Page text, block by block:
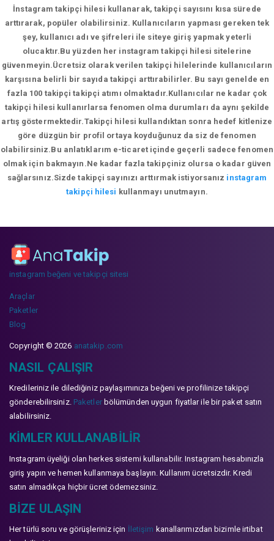
İnstagram takipçi hilesi kullanarak, takipçi sayısını kısa sürede
arttırarak, popüler olabilirsiniz. Kullanıcıların yapması gereken tek
şey, kullanıcı adı ve şifreleri ile siteye giriş yapmak yeterli
olucaktır.Bu yüzden her instagram takipçi hilesi sitelerine
güvenmeyin.Ücretsiz olarak verilen takipçi hilelerinde kullanıcıların
karşısına belirli bir sayıda takipçi arttırabilirler. Bu sayı genelde en
fazla 100 takipçi takipçi atımı olmaktadır.Kullanıcılar ne kadar çok
takipçi hilesi kullanırlarsa fenomen olma durumları da aynı şekilde
artış göstermektedir.Takipçi hilesi kullandıktan sonra hedef kitlenize
göre düzgün bir profil ortaya koyduğunuz da siz de fenomen
olabilirsiniz.Bu anlatıklarım e-ticaret içinde geçerli sadece fenomen
olmak için bakmayın.Ne kadar fazla takipçiniz olursa o kadar güven
sağlarsınız.Sizde takipçi sayınızı arttırmak istiyorsanız instagram
takipçi hilesi kullanmayı unutmayın.
instagram beğeni ve takipçi sitesi
Araçlar
Paketler
Blog
Copyright © 2026 anatakip.com
NASIL ÇALIŞIR
Kredileriniz ile dilediğiniz paylaşımınıza beğeni ve profilinize takipçi
gönderebilirsiniz. Paketlerbölümünden uygun fiyatlar ile bir paket satın
alabilirsiniz.
KIMLER KULLANABILIR
Instagram üyeliği olan herkes sistemi kullanabilir. Instagram hesabınızla
giriş yapın ve hemen kullanmaya başlayın. Kullanım ücretsizdir. Kredi
satın almadıkça hiçbir ücret ödemezsiniz.
BIZE ULAŞIN
Her türlü soru ve görüşleriniz için İletişim kanallarımızdan bizimle irtibat